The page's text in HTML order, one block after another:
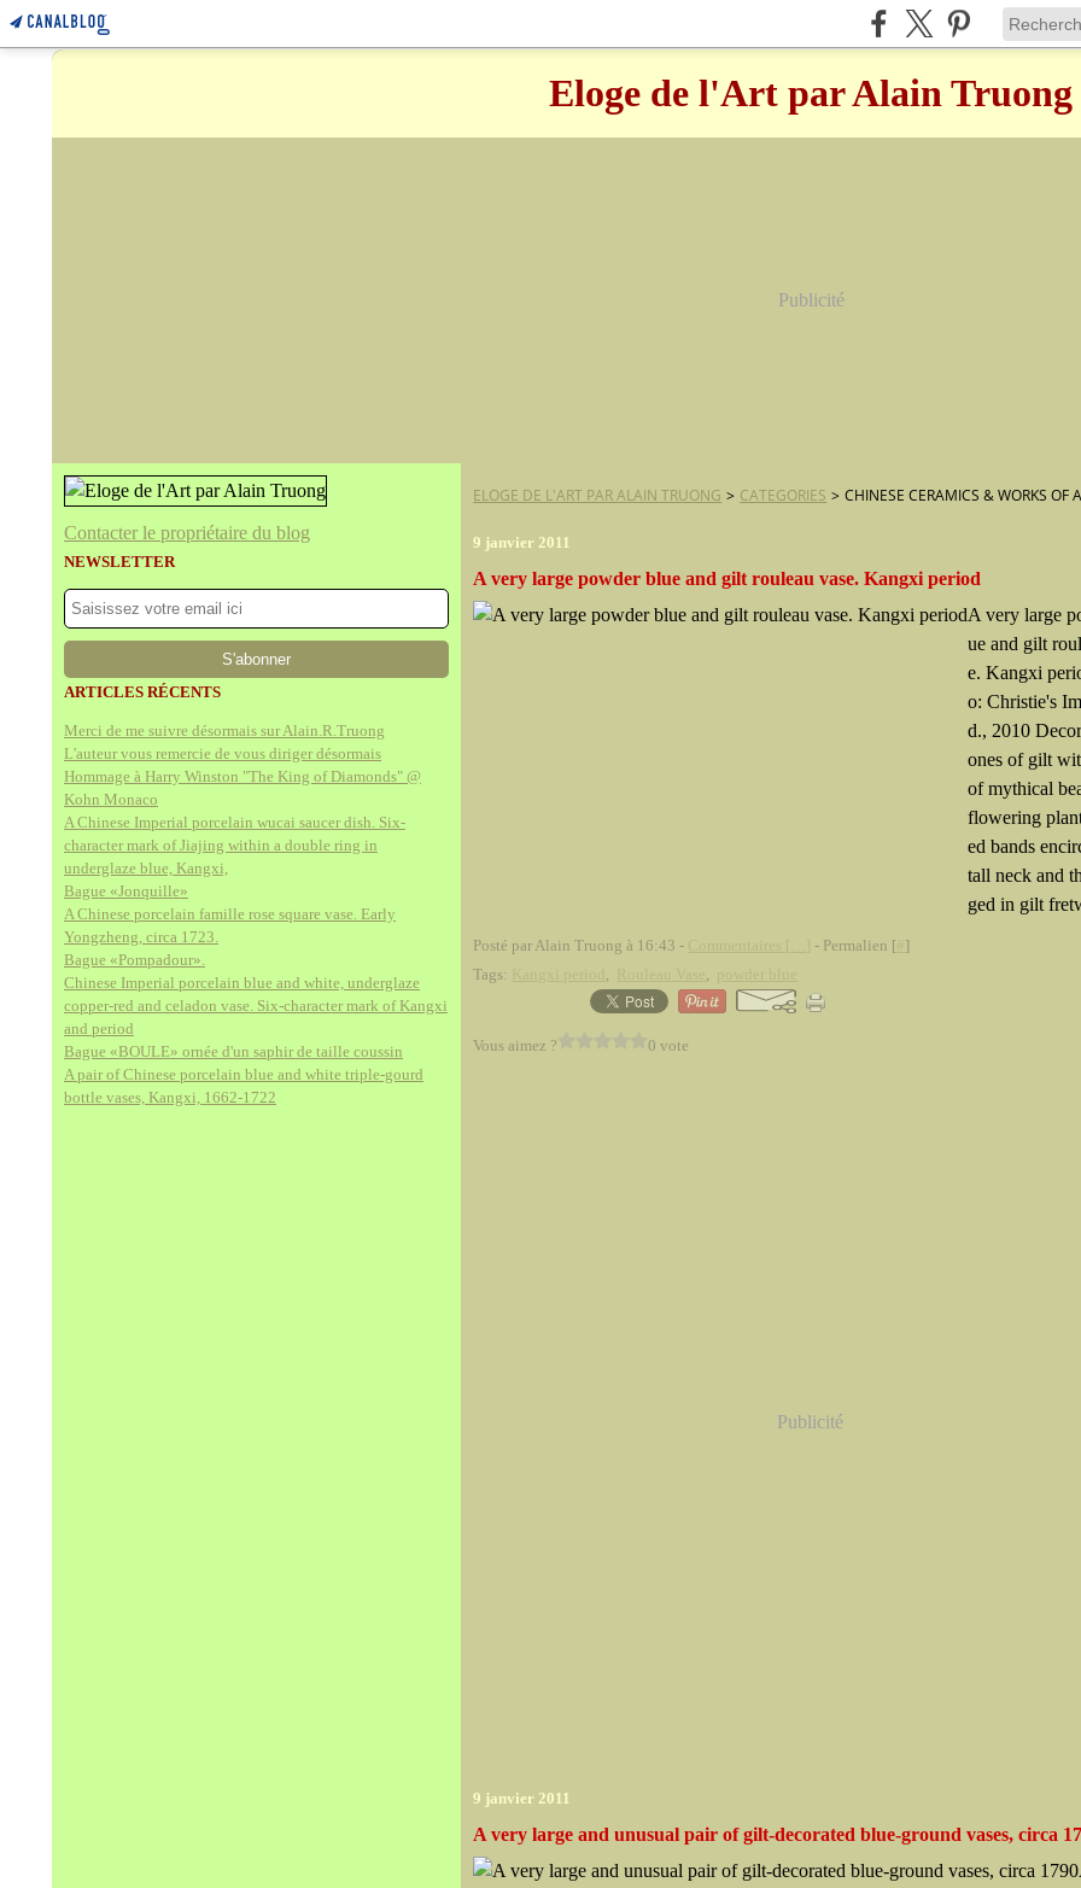
Eloge de l'Art par Alain Truong
Publicité
Contacter le propriétaire du blog
NEWSLETTER
ARTICLES RÉCENTS
Merci de me suivre désormais sur Alain.R.Truong
L'auteur vous remercie de vous diriger désormais
Hommage à Harry Winston "The King of Diamonds" @
Kohn Monaco
A Chinese Imperial porcelain wucai saucer dish. Six-
character mark of Jiajing within a double ring in
underglaze blue, Kangxi,
Bague «Jonquille»
A Chinese porcelain famille rose square vase. Early
Yongzheng, circa 1723.
Bague «Pompadour».
Chinese Imperial porcelain blue and white, underglaze
copper-red and celadon vase. Six-character mark of Kangxi
and period
Bague «BOULE» ornée d'un saphir de taille coussin
A pair of Chinese porcelain blue and white triple-gourd
bottle vases, Kangxi, 1662-1722
ELOGE DE L'ART PAR ALAIN TRUONG > CATEGORIES > CHINESE CERAMICS & WORKS OF
9 janvier 2011
A very large powder blue and gilt rouleau vase. Kangxi period
A very large
ue and gilt
e. Kangxi
o: Christie's
d., 2010
ones of gilt
of mythical
flowering
ed bands
tall neck and
ged in gilt
Posté par Alain Truong à 16:43 - - Permalien [ ]
Tags:
, ,
Vous aimez ? 0 vote
Publicité
9 janvier 2011
A very large and unusual pair of gilt-decorated blue-ground vases, circa